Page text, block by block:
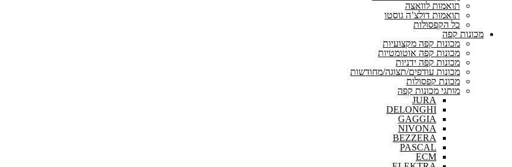
תואמות לוואצה
תואמות דולצ’ה גוסטו
כל הקפסולות
מכונות קפה
מכונות קפה מקצועיות
מכונות קפה אוטומטיות
מכונות קפה ידניות
מכונות עודפים/תצוגה/מחודשות
מכונת קפסולות
מותגי מכונות קפה
JURA
DELONGHI
GAGGIA
NIVONA
BEZZERA
PASCAL
ECM